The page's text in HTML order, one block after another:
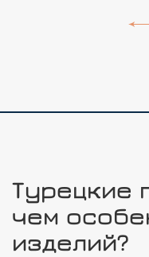
Турецкие
чем
изделий?